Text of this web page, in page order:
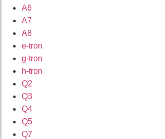
A6
A7
A8
e-tron
g-tron
h-tron
Q2
Q3
Q4
Q5
Q7